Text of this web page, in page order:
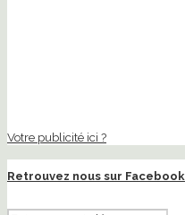
Votre publicité ici ?
Retrouvez nous sur Facebook